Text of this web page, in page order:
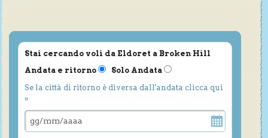
Stai cercando voli da Eldoret a Broken Hill
Andata e ritorno
Solo Andata
Se la città di ritorno è diversa dall'andata clicca qui
»